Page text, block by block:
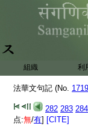
組織 利
法華文句記 (No.
282 283 284
点:無/有] [CITE]